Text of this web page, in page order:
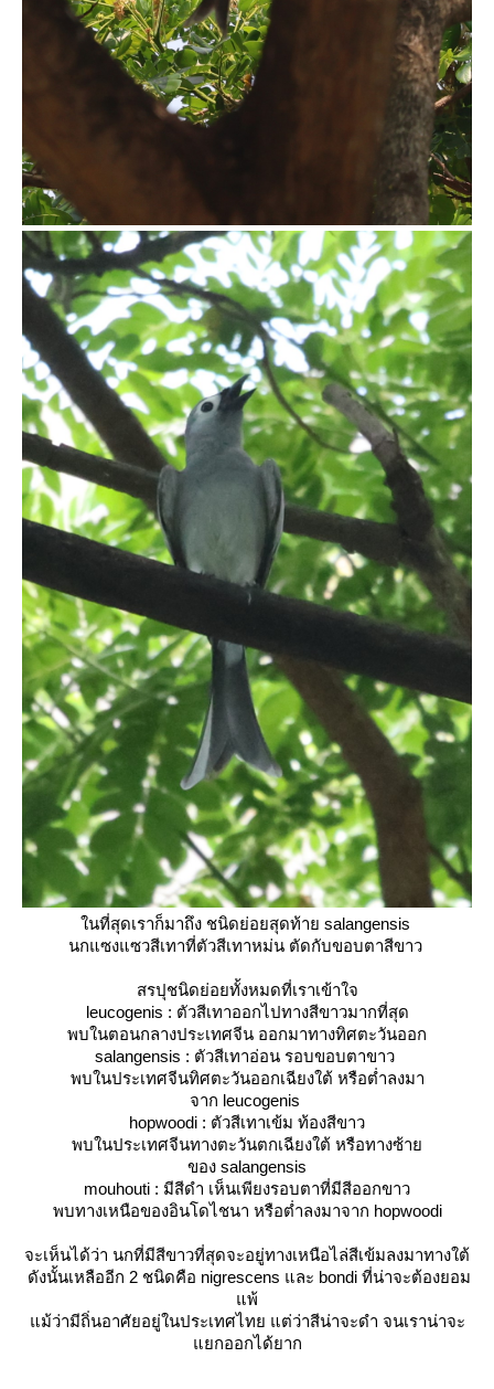
นที่สุดเราก็มาถึง ชนิดย่อยสุดท้า salangensis
นกแซงแซวสีเทาที่ตัวสีเทาหม่น ตัดกับขอบตาสีขาว
สรปุชนิดย่อยทั้งหมดที่เราเข้าใจ
leucogenis : ตัวสีเทาออกไปทางสีขาวมากที่สุด
พบในตอนกลางประเทศจีน ออกมาทางทิศตะวันออก
salangensis : ตัวสีเทาอ่อน รอบขอบตาขาว
พบในประเทศจีนทิศตะวันออกเฉียงใต้ หรือต่ำลงมา
จาก leucogenis
hopwoodi : ตัวสีเทาเข้ม ท้องสีขาว
พบในประเทศจีนทางตะวันตกเฉียงใต้ หรือทางซ้า
ของ salangensis
mouhouti : มีสีดำ เห็นเพียงรอบตาที่มีสีออกขาว
พบทางเหนือของอินโดไชนา หรือต่ำลงมาจาก hopwoodi
จะเห็นได้ว่า นกที่มีสีขาวที่สุดจะอยู่ทางเหนือไล่สีเข้มลงมาทางใต้
ดังนั้นเหลืออีก 2 ชนิดคือ nigrescens ละ bondi ที่น่าจะต้องยอม
พ้
ม้ว่ามีถิ่นอาศัยอยู่ในประเทศไทย แต่ว่าสีน่าจะดำ จนเราน่าจะ
กออกได้ยาก